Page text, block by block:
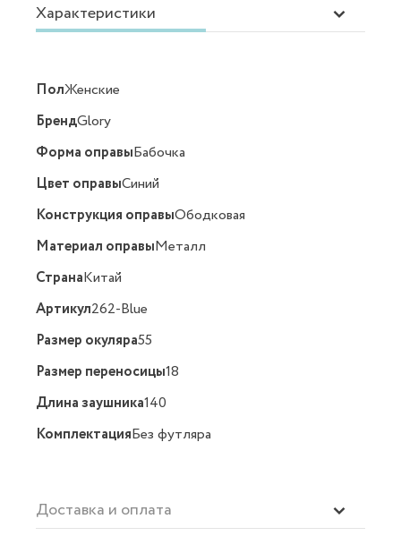
Характеристики
ПолЖенские
БрендGlory
Форма оправыБабочка
Цвет оправыСиний
Конструкция оправыОбодковая
Материал оправыМеталл
СтранаКитай
Артикул262-Blue
Размер окуляра55
Размер переносицы18
Длина заушника140
КомплектацияБез футляра
Доставка и оплата